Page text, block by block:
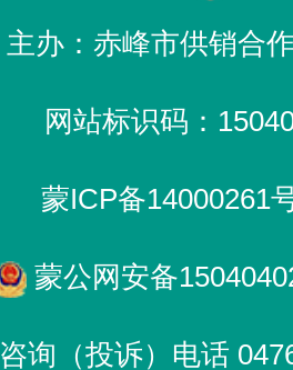
主办：赤峰市供销合
网站标识码：
蒙ICP备14000261
蒙公网安备
咨询（投诉）电话